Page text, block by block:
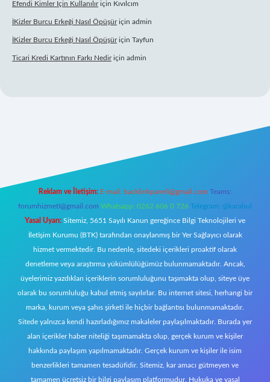
Efendi Kimler Için Kullanılıriçin Kıvılcım
İKizler Burcu Erkeği Nasıl Öpüşüriçin admin
İKizler Burcu Erkeği Nasıl Öpüşüriçin Tayfun
Ticari Kredi Kartının Farkı Nediriçin admin
Reklam ve İletişim: E-mail: backlinkpaneli@gmail.com Teams:
forumhizmeti@gmail.com Whatsapp: 0262 606 0 726 Telegram: @karabul
Yasal Uyarı: Sitemiz, 5651 Sayılı Kanun gereğince Bilgi Teknolojileri ve
İletişim Kurumu (BTK) tarafından onaylanmış bir Yer Sağlayıcı olarak
hizmet vermektedir. Bu nedenle, sitedeki içerikleri proaktif olarak
denetleme veya araştırma yükümlülüğümüz bulunmamaktadır. Ancak,
üyelerimiz yazdıkları içeriklerin sorumluluğunu taşımakta olup, siteye üye
olarak bu sorumluluğu kabul etmiş sayılırlar. Bu internet sitesi, herhangi bir
marka, kurum veya şahıs şirketi ile hiçbir bağlantısı bulunmamaktadır.
Sitede yalnızca kendi hazırladığımız makaleler paylaşılmaktadır. Burada yer
alan içerikler haber niteliği taşımamakta olup, gerçek kurum ve kişiler
hakkında paylaşım yapılmamaktadır. Gerçek kurum ve kişiler ile isim
benzerlikleri tamamen tesadüfidir. Sitemiz, kar amacı gütmeyen ve
tamamen ücretsiz bir bilgi paylaşım platformudur. Hukuka ve yasal